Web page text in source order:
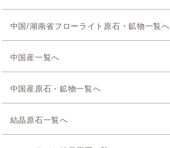
中国/湖南省フローライト原石・鉱物一覧へ
中国産一覧へ
中国産原石・鉱物一覧へ
結晶原石一覧へ